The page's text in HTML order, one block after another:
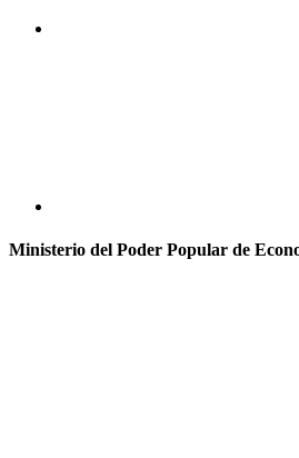
Ministerio del Poder Popular de